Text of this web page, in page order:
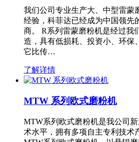
我们公司专业生产大、中型雷蒙
经验，科菲达已经成为中国领先
商。 R系列雷蒙磨粉机是经过我
造，具有低损耗、投资小、环保
它比传…
了解详情
MTW 系列欧式磨粉机
MTW系列欧式磨粉机是我公司
术水平，拥有多项自主专利技